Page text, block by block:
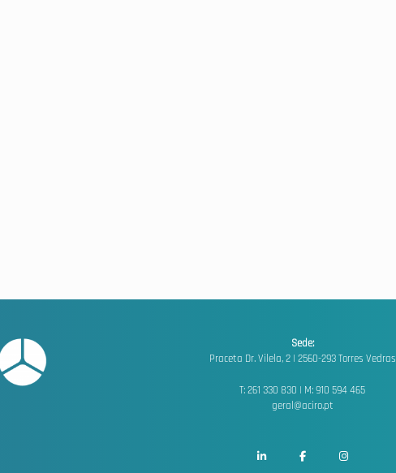
Sede:
Praceta Dr. Vilela, 2 | 2560-293 Torres Vedras
T: 261 330 830 | M: 910 594 465
geral@aciro.pt